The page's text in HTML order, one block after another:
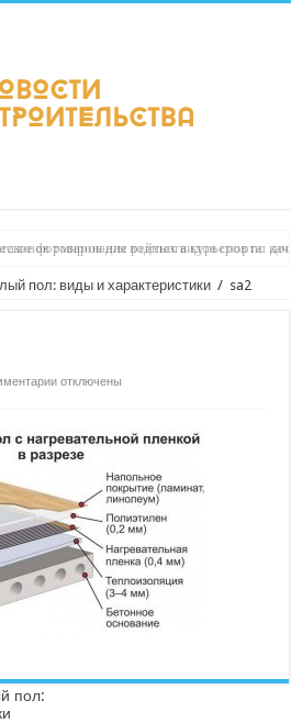
формирование рейтинга курьеров по
пол: виды и характеристики / sa2
котключены
пол: